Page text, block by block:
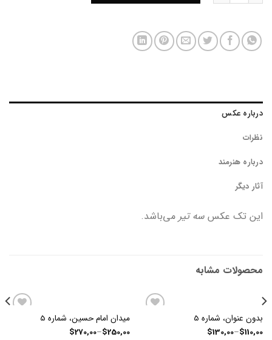
درباره عکس
نظرات
درباره هنرمند
آثار دیگر
این تک عکس سه تیر می‌باشد.
محصولات مشابه
بدون عنوان، شماره 5
$110,00
–
$130,00
میدان امام حسین، شماره 5
$250,00
–
$270,00